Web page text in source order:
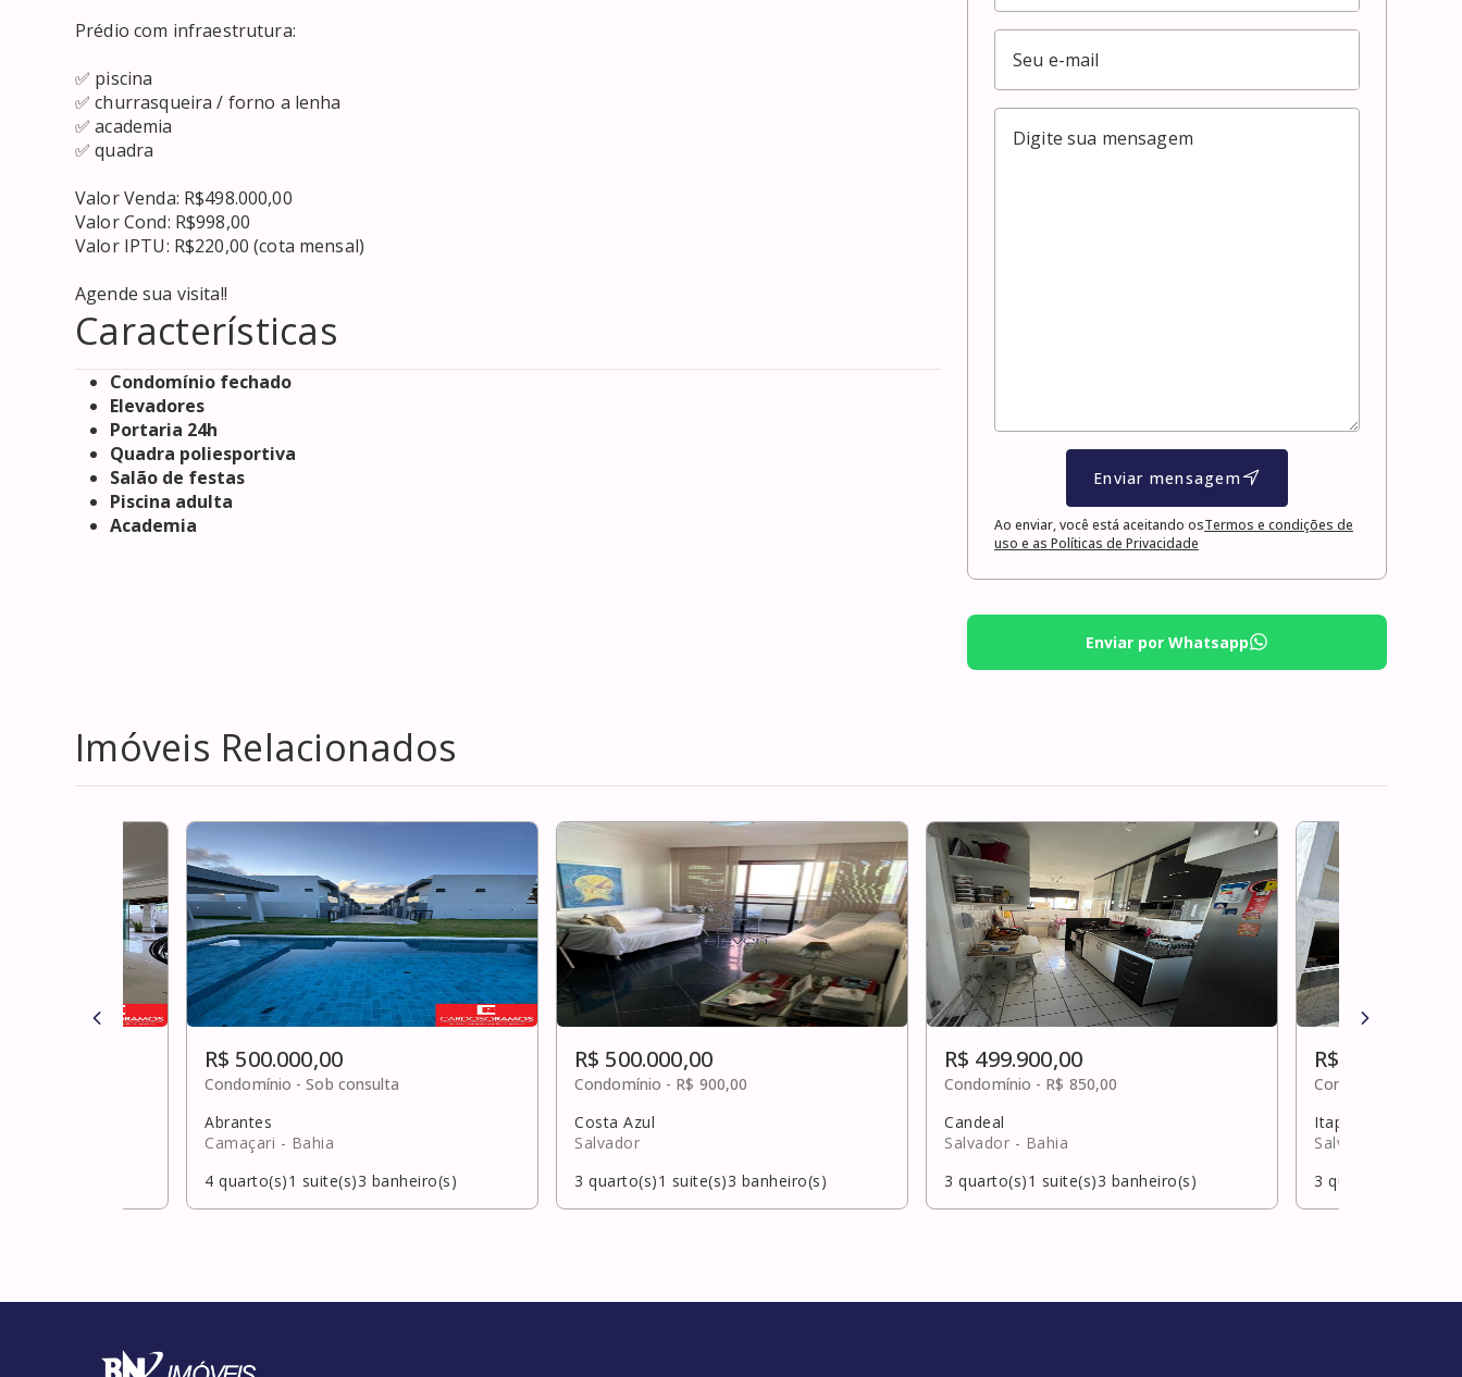
Prédio com infraestrutura:
✅ piscina
✅ churrasqueira / forno a lenha
✅ academia
✅ quadra
Valor Venda: R$498.000,00
Valor Cond: R$998,00
Valor IPTU: R$220,00 (cota mensal)
Agende sua visita!!
Características
Condomínio fechado
Elevadores
Portaria 24h
Quadra poliesportiva
Salão de festas
Piscina adulta
Academia
Enviar mensagem
Ao enviar, você está aceitando osTermos e condições de
uso e as Políticas de Privacidade
Enviar por Whatsapp
Imóveis Relacionados
R$ 500.000,00
Condomínio -Sob consulta
Abrantes
Camaçari - Bahia
4 quarto(s)1 suite(s)3 banheiro(s)
R$ 500.000,00
Condomínio - R$ 900,00
Costa Azul
Salvador
3 quarto(s)1 suite(s)3 banheiro(s)
R$ 499.900,00
Condomínio - R$ 850,00
Candeal
Salvador - Bahia
3 quarto(s)1 suite(s)3 banheiro(s)
R$ 500.000,00
Condomínio -
Itapuã
Salvador
3 quarto(s)